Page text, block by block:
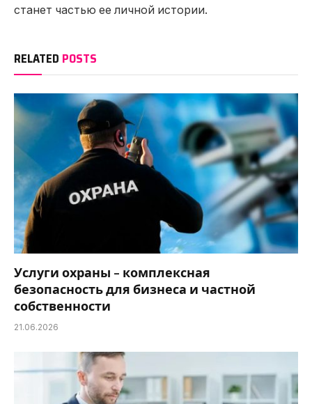
станет частью ее личной истории.
RELATED POSTS
Услуги охраны – комплексная
безопасность для бизнеса и частной
собственности
21.06.2026